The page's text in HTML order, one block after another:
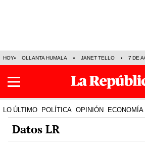
HOY OLLANTA HUMALA JANET TELLO 7 DE
LO ÚLTIMO POLÍTICA OPINIÓN ECONOMÍA
Datos LR